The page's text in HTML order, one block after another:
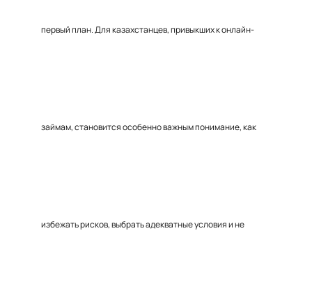
первый план. Для казахстанцев, привыкших к онлайн-
займам, становится особенно важным понимание, как
избежать рисков, выбрать адекватные условия и не